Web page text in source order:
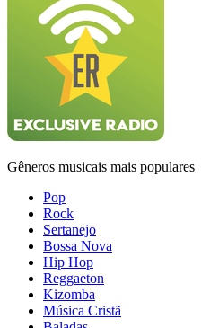
Gêneros musicais mais populares
Pop
Rock
Sertanejo
Bossa Nova
Hip Hop
Reggaeton
Kizomba
Música Cristã